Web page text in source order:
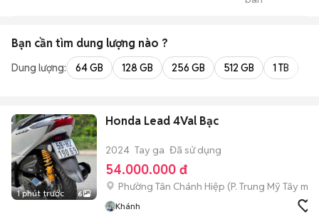
Bạn cần tìm dung lượng nào ?
Dung lượng: 64 GB 128 GB 256 GB 512 GB 1 TB
1 phút trước 6
Honda Lead 4Val Bạc
2024 Tay ga Đã sử dụng
54.000.000 đ
Phường Tân Chánh Hiệp (P. Trung Mỹ Tây mới)
Khánh